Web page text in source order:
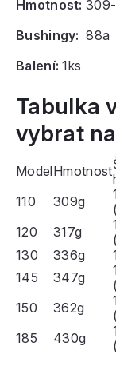
Hmotnost:
Bushingy: 88a
Balení:1ks
Tabulka
vybrat
ModelHmotnost
110
309g
120
317g
130
336g
145
347g
150
362g
185
430g